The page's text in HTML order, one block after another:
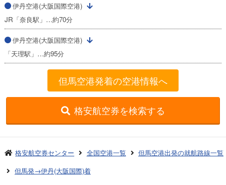
伊丹空港(大阪国際空港)
JR「奈良駅」…約70分
伊丹空港(大阪国際空港)
「天理駅」…約95分
但馬空港発着の空港情報へ
格安航空券を検索する
格安航空券センター 全国空港一覧
但馬空港出発の就航路線一覧
但馬発→伊丹(大阪国際)着